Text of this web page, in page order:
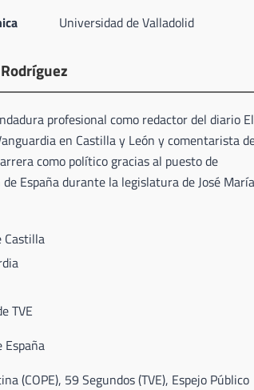
Universidad de Valladolid
profesional como redactor del diario El
en Castilla y León y comentarista
como político gracias al puesto de
España durante la legislatura de José María
Castilla
TVE
España
(COPE), 59 Segundos (TVE), Espejo Público